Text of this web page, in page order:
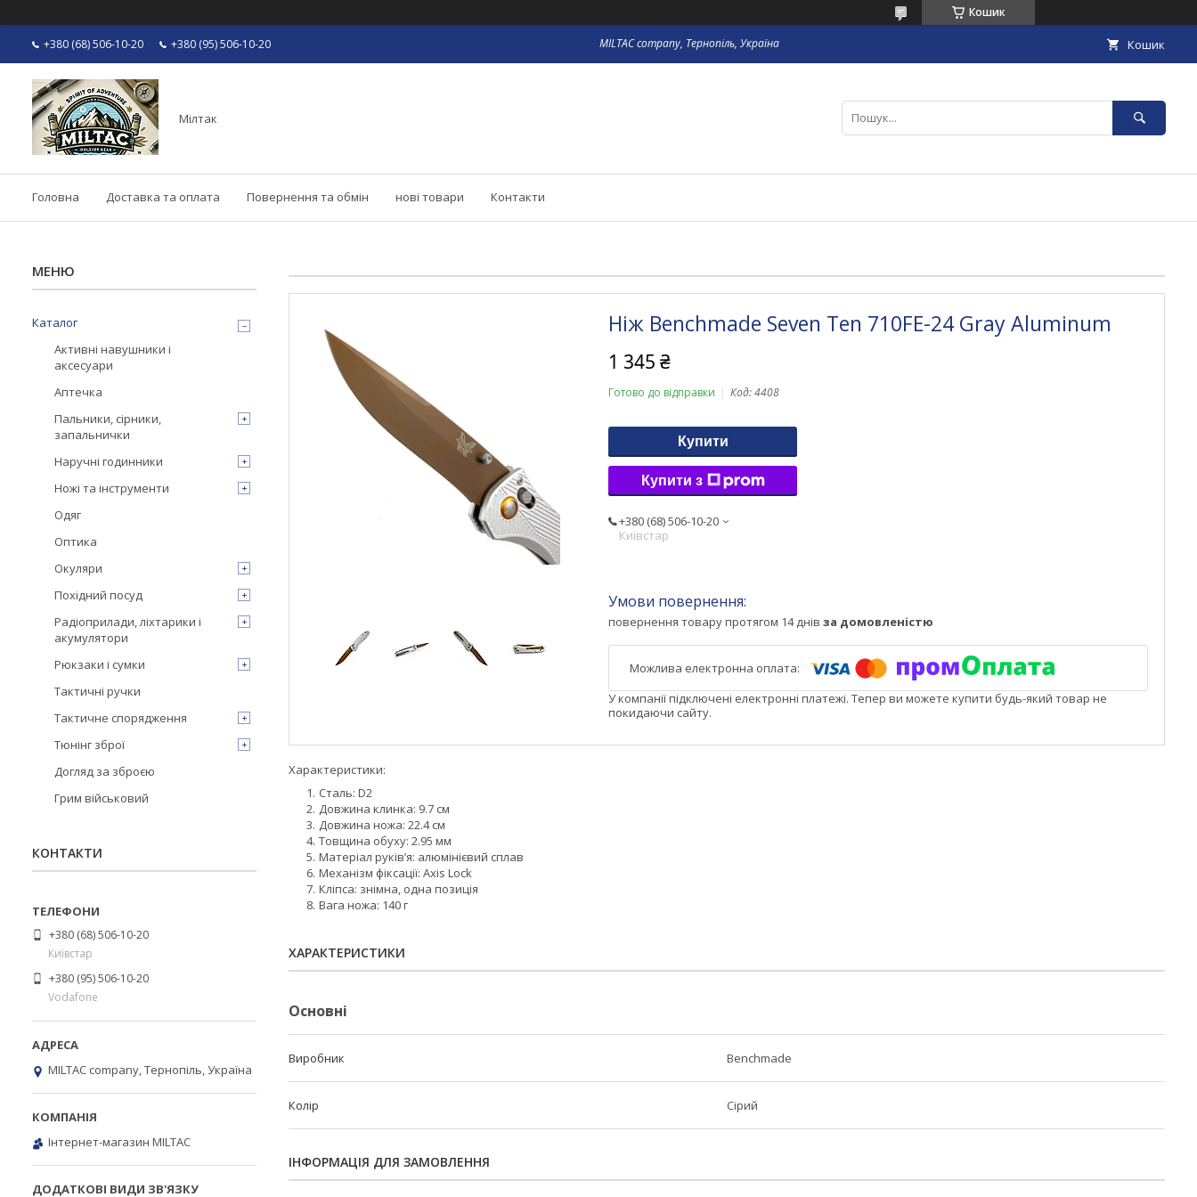
Кошик
+380 (68) 506-10-20 +380 (95) 506-10-20 MILTAC company, Тернопіль, Україна Кошик
Мілтак
Головна Доставка та оплата Повернення та обмін нові товари Контакти
Ніж Benchmade Seven Ten 710FE-24 Gray Aluminum
1 345 ₴
Готово до відправки Код:4408
Купити
Купити з
+380 (68) 506-10-20
Київстар
повернення товару протягом 14 днів за домовленістю
У компанії підключені електронні платежі. Тепер ви можете купити будь-який товар не
покидаючи сайту.
Характеристики:
Сталь: D2
Довжина клинка: 9.7 см
Довжина ножа: 22.4 см
Товщина обуху: 2.95 мм
Матеріал руків’я: алюмінієвий сплав
Механізм фіксації: Axis Lock
Кліпса: знімна, одна позиція
Вага ножа: 140 г
ХАРАКТЕРИСТИКИ
Основні
Виробник Benchmade
Колір Сірий
ІНФОРМАЦІЯ ДЛЯ ЗАМОВЛЕННЯ
Каталог
Активні навушники і
аксесуари
Аптечка
Пальники, сірники,
запальнички
Наручні годинники
Ножі та інструменти
Одяг
Оптика
Окуляри
Похідний посуд
Радіоприлади, ліхтарики і
акумулятори
Рюкзаки і сумки
Тактичні ручки
Тактичне спорядження
Тюнінг зброї
Догляд за зброєю
Грим військовий
КОНТАКТИ
+380 (68) 506-10-20
Київстар
+380 (95) 506-10-20
Vodafone
MILTAC company, Тернопіль, Україна
Інтернет-магазин MILTAC